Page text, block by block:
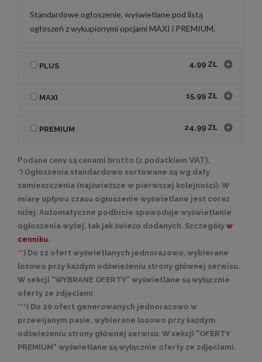
Standardowe ogłoszenie, wyświetlane pod listą
ogłoszeń z wykupionymi opcjami MAXI i PREMIUM.
PLUS 4,99 ZŁ
MAXI 15,99 ZŁ
PREMIUM 24,99 ZŁ
Podane ceny są cenami brutto (z podatkiem VAT).
*) Ogłoszenia standardowo sortowane są wg daty
zamieszczenia (najświeższe w pierwszej kolejności). W
miarę upływu czasu ogłoszenie wyświetlane jest coraz
niżej. Automatyczne podbicie spowoduje wyświetlanie
ogłoszenia wyżej, tak jak świeżo dodanych. Szczegóły w
cenniku.
**) Do 12 ofert wyświetlanych jednorazowo, wybierane
losowo przy każdym odświeżeniu strony głównej serwisu.
W sekcji "WYBRANE OFERTY" wyświetlane są wyłącznie
oferty ze zdjęciami.
***) Do 20 ofert generowanych jednorazowo w
przewijanym pasie, wybierane losowo przy każdym
odświeżeniu strony głównej serwisu. W sekcji "OFERTY
PREMIUM" wyświetlane są wyłącznie oferty ze zdjęciami.